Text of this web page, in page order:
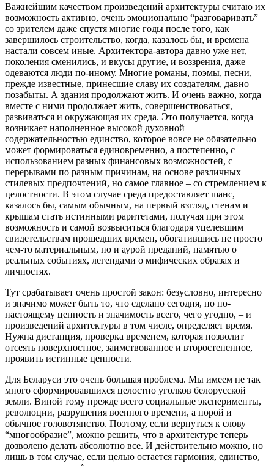
Важнейшим качеством произведений архитектуры считаю их
возможность активно, очень эмоционально “разговаривать”
со зрителем даже спустя многие годы после того, как
завершилось строительство, когда, казалось бы, и времена
настали совсем иные. Архитектора-автора давно уже нет,
поколения сменились, и вкусы другие, и воззрения, даже
одеваются люди по-иному. Многие романы, поэмы, песни,
прежде известные, принесшие славу их создателям, давно
позабыты. А здания продолжают жить. И очень важно, когда
вместе с ними продолжает жить, совершенствоваться,
развиваться и окружающая их среда. Это получается, когда
возникает наполненное высокой духовной
содержательностью единство, которое вовсе не обязательно
может формироваться единовременно, а постепенно, с
использованием разных финансовых возможностей, с
перерывами по разным причинам, на основе различных
стилевых предпочтений, но самое главное – со стремлением к
целостности. В этом случае среда предоставляет шанс,
казалось бы, самым обычным, на первый взгляд, стенам и
крышам стать истинными раритетами, получая при этом
возможность и самой возвыситься благодаря уцелевшим
свидетельствам прошедших времен, обогатившись не просто
чем-то материальным, но и аурой преданий, памятью о
реальных событиях, легендами о мифических образах и
личностях.
Тут срабатывает очень простой закон: безусловно, интересно
и значимо может быть то, что сделано сегодня, но по-
настоящему ценность и значимость всего, чего угодно, – и
произведений архитектуры в том числе, определяет время.
Нужна дистанция, проверка временем, которая позволит
отсеять поверхностное, заимствованное и второстепенное,
проявить истинные ценности.
Для Беларуси это очень большая проблема. Мы имеем не так
много сформировавшихся целостно уголков белорусской
земли. Виной тому прежде всего социальные эксперименты,
революции, разрушения военного времени, а порой и
обычное головотяпство. Поэтому, если вернуться к слову
“многообразие”, можно решить, что в архитектуре теперь
дозволено делать абсолютно все. И действительно можно, но
лишь в том случае, если целью остается гармония, единство,